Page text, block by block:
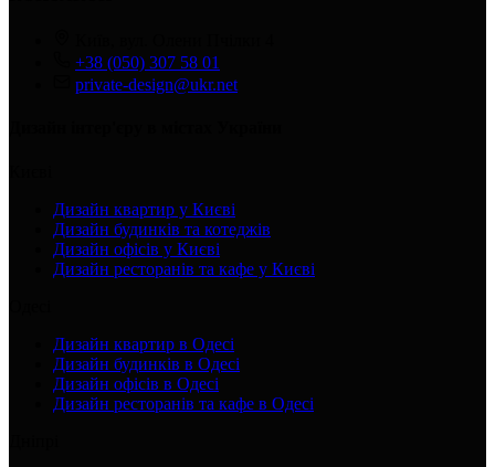
+38 (050) 307 58 01
private-design@ukr.net
Дизайн квартир у Києві
Дизайн будинків та котеджів
Дизайн офісів у Києві
Дизайн ресторанів та кафе у Києві
Дизайн квартир в Одесі
Дизайн будинків в Одесі
Дизайн офісів в Одесі
Дизайн ресторанів та кафе в Одесі